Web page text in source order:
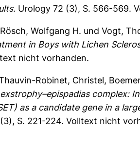
Urology 72 (3), S. 566-569.
Rösch, Wolfgang H. und Vogt,
in Boys with Lichen
nicht vorhanden.
Robinet, Christel,
complex:
as a candidate gene in a
S. 221-224. Volltext nicht